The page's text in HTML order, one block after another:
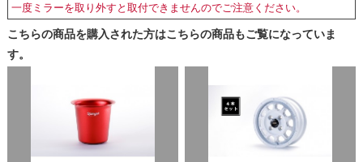
一度ミラーを取り外すと取付できませんのでご注意ください。
こちらの商品を購入された方はこちらの商品もご覧になっていま
す。